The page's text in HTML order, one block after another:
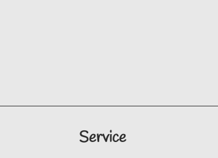
Service